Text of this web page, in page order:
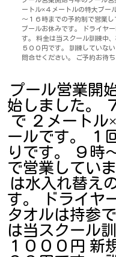
ートル×４メートルの特大プー
～１６時までの予約制で営業
プールお休みです。 ドライヤ
す。 料金は当スクール訓練中
５００円です。 訓練していな
問合せください。 ご予約お待ち
プール営業開
始しました。
で ２メートル
ールです。 １
りです。 ９時
で営業してい
は水入れ替え
す。 ドライヤ
タオルは持参
は当スクール
１０００円 新